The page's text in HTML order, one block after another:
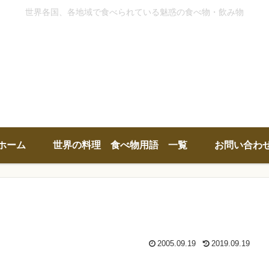
世界各国、各地域で食べられている魅惑の食べ物・飲み物
ーム 世界の料理 食べ物用語 一覧 お問い合わ
2005.09.19 2019.09.19